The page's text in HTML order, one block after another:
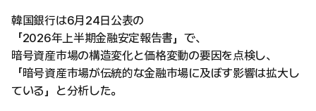
韓国銀行は6月24日公表の
「2026年上半期金融安定報告書」で、
暗号資産市場の構造変化と価格変動の要因を点検し、
「暗号資産市場が伝統的な金融市場に及ぼす影響は拡大し
ている」と分析した。